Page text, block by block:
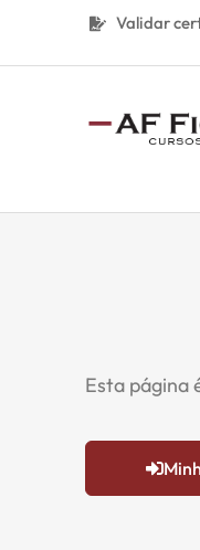
Validar
Esta página